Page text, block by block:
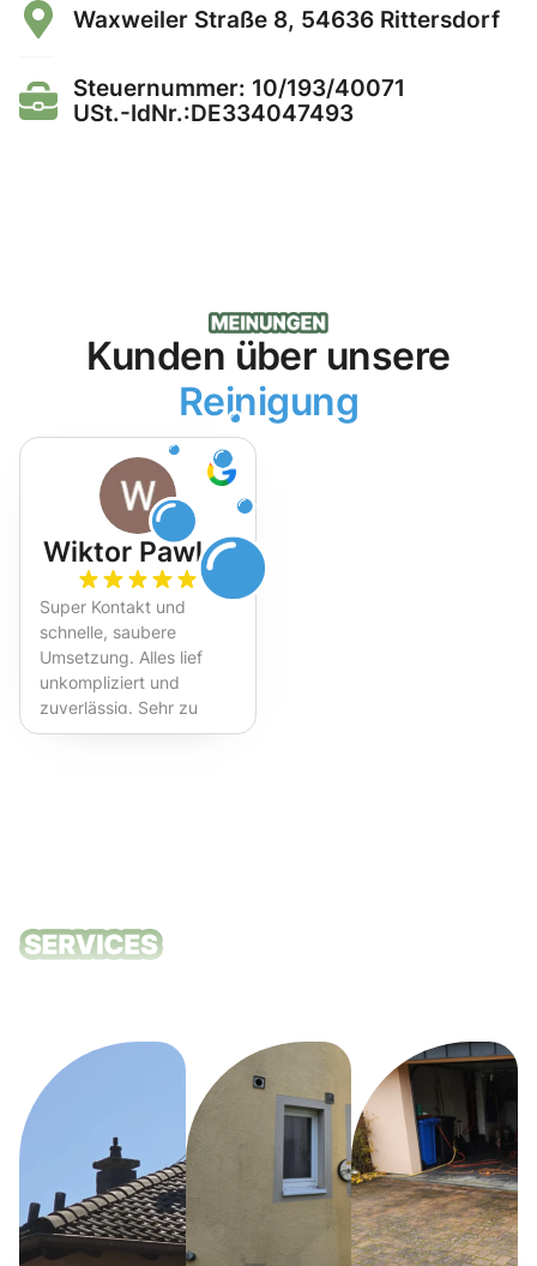
Waxweiler Straße 8, 54636 Rittersdorf
Steuernummer: 10/193/40071
USt.-IdNr.:DE334047493
Kunden über unsere
Reinigung
Wiktor Pawlak
Super Kontakt und
schnelle, saubere
Umsetzung. Alles lief
unkompliziert und
zuverlässig. Sehr zu
empfehlen!